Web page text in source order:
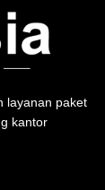
layanan paket
kantor